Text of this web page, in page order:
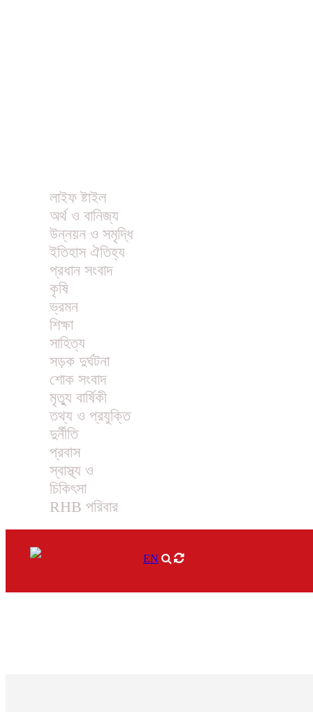
লাইফ ষ্টাইল
অর্থ ও বানিজ্য
উন্নয়ন ও সমৃদ্ধি
ইতিহাস ঐতিহ্য
প্রধান সংবাদ
কৃষি
ভ্রমন
শিক্ষা
সাহিত্য
সড়ক দুর্ঘটনা
শোক সংবাদ
মৃত্যু বার্ষিকী
তথ্য ও প্রযুক্তি
দুর্নীতি
প্রবাস
স্বাস্থ্য ও
চিকিৎসা
RHB পরিবার
EN